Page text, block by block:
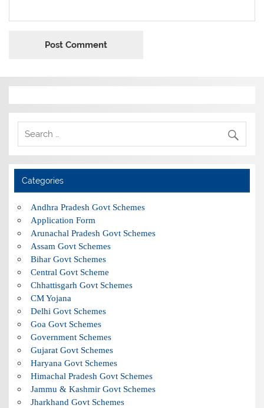
Categories
Andhra Pradesh Govt Schemes
Application Form
Arunachal Pradesh Govt Schemes
Assam Govt Schemes
Bihar Govt Schemes
Central Govt Scheme
Chhattisgarh Govt Schemes
CM Yojana
Delhi Govt Schemes
Goa Govt Schemes
Government Schemes
Gujarat Govt Schemes
Haryana Govt Schemes
Himachal Pradesh Govt Schemes
Jammu & Kashmir Govt Schemes
Jharkhand Govt Schemes